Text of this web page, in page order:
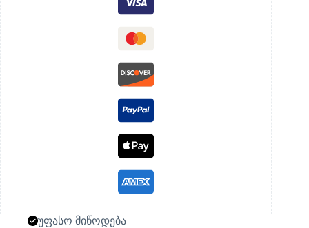
უფასო მიწოდება